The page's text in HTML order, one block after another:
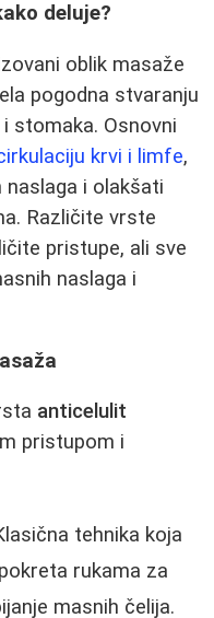
deluje?
oblik masaže
pogodna stvaranju
stomaka. Osnovni
krvi i limfe,
i olakšati
Različite vrste
pristupe, ali sve
naslaga i
anticelulit
pristupom i
tehnika koja
rukama za
masnih čelija.